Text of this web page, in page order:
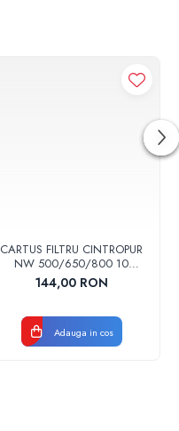
CARTUS FILTRU CINTROPUR
NW 500/650/800 10
MICRONI MANSOANE
FILTRARE SET 5BUC
144,00 RON
Adauga in cos